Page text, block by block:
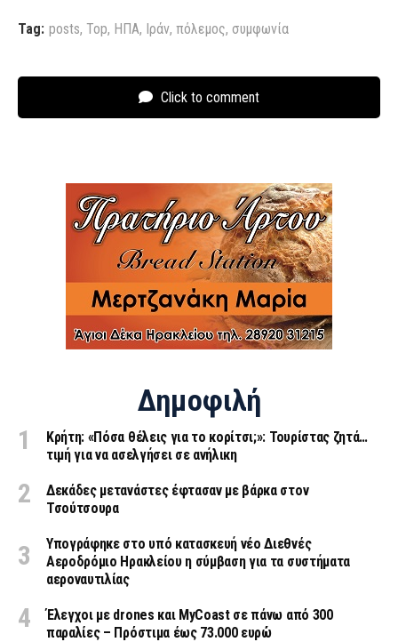
Tag: posts, Top, ΗΠΑ, Ιράν, πόλεμος, συμφωνία
Click to comment
Δημοφιλή
Κρήτη: «Πόσα θέλεις για το κορίτσι;»: Τουρίστας ζητά…
τιμή για να ασελγήσει σε ανήλικη
Δεκάδες μετανάστες έφτασαν με βάρκα στον
Τσούτσουρα
Υπογράφηκε στο υπό κατασκευή νέο Διεθνές
Αεροδρόμιο Ηρακλείου η σύμβαση για τα συστήματα
αεροναυτιλίας
Έλεγχοι με drones και MyCoast σε πάνω από 300
παραλίες – Πρόστιμα έως 73.000 ευρώ